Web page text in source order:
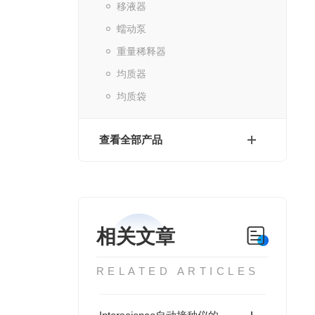
移液器
蠕动泵
重量稀释器
均质器
均质袋
查看全部产品
相关文章
RELATED ARTICLES